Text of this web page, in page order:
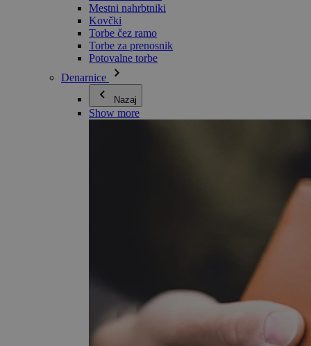
Mestni nahrbtniki
Kovčki
Torbe čez ramo
Torbe za prenosnik
Potovalne torbe
Denarnice
Nazaj
Show more